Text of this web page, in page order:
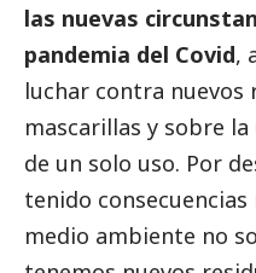
las nuevas
pandemia del Covid,
luchar contra nuevos
mascarillas y sobre
de un solo uso. Por
tenido
medio ambiente no